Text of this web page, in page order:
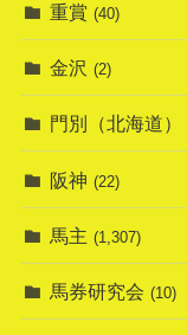
重賞 (40)
金沢 (2)
門別（北海道）
阪神 (22)
馬主 (1,307)
馬券研究会 (10)